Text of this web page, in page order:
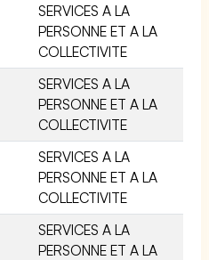
SERVICES A LA
PERSONNE ET A LA
COLLECTIVITE
SERVICES A LA
PERSONNE ET A LA
COLLECTIVITE
SERVICES A LA
PERSONNE ET A LA
COLLECTIVITE
SERVICES A LA
PERSONNE ET A LA